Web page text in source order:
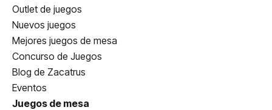
Outlet de juegos
Nuevos juegos
Mejores juegos de mesa
Concurso de Juegos
Blog de Zacatrus
Eventos
Juegos de mesa